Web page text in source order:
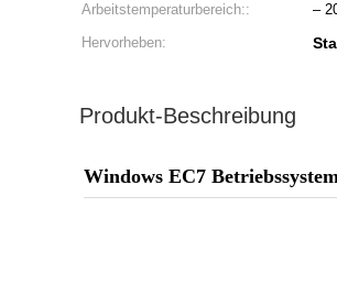
Arbeitstemperaturbereich:: –
Hervorheben:
Produkt-Beschreibung
Windows EC7